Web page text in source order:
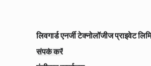
लिवगार्ड एनर्जी टेक्नोलॉजीज प्राइवेट
संपर्क करें